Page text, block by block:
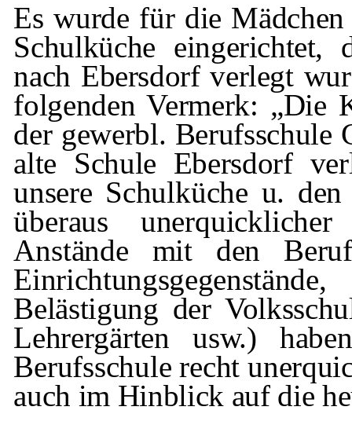
Es wurde für die
Schulküche eingerichtet,
nach Ebersdorf verlegt wur­
folgenden Vermerk: „Die
der gewerbl.
alte Schule Ebersdorf
unsere Schulküche u.
überaus
Anstände mit den
Belästigung der
Lehrer­gärten usw.)
Berufsschule recht un­
auch im Hinblick auf die